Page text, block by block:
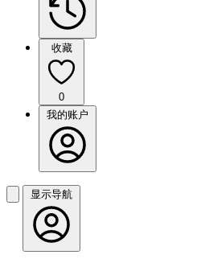
收藏
0
我的账户
显示导航